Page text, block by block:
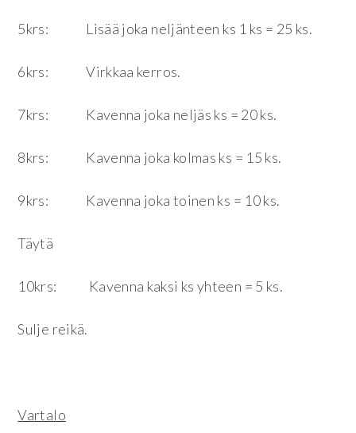
5krs: Lisää joka neljänteen ks 1 ks = 25 ks.
6krs: Virkkaa kerros.
7krs: Kavenna joka neljäs ks = 20 ks.
8krs: Kavenna joka kolmas ks = 15 ks.
9krs: Kavenna joka toinen ks = 10 ks.
Täytä
10krs: Kavenna kaksi ks yhteen = 5 ks.
Sulje reikä.
Vartalo